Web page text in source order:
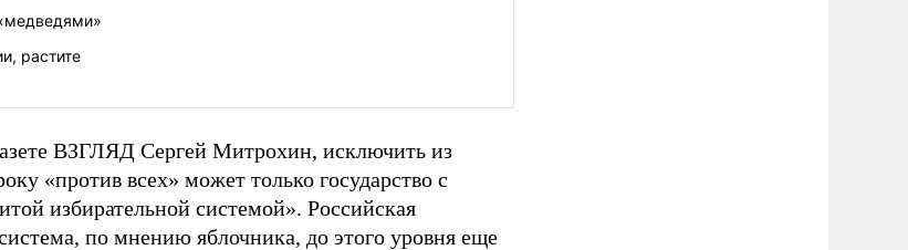
растите
ВЗГЛЯД Сергей Митрохин, исключить из
«против всех» может только государство с
избирательной системой». Российская
по мнению яблочника, до этого уровня еще